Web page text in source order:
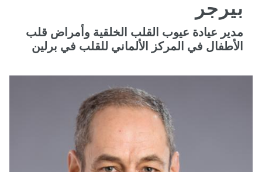
بيرجر
مدير عيادة عيوب القلب الخلقية وأمراض قلب
الأطفال في المركز الألماني للقلب في برلين